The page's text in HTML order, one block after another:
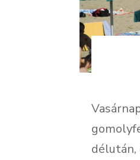
délután,